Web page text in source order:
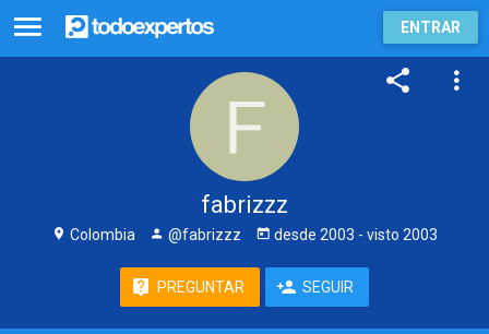
ENTRAR
fabrizzz
Colombia @fabrizzz desde 2003 - visto 2003
PREGUNTAR SEGUIR